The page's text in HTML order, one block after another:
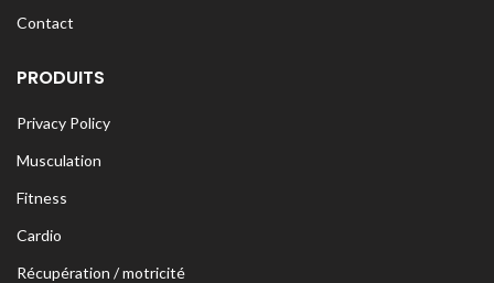
Contact
PRODUITS
Privacy Policy
Musculation
Fitness
Cardio
Récupération / motricité